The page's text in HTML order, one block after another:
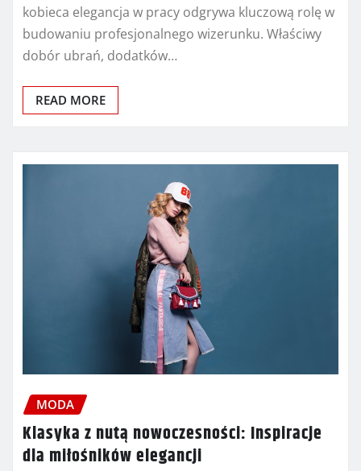
kobieca elegancja w pracy odgrywa kluczową rolę w
budowaniu profesjonalnego wizerunku. Właściwy
dobór ubrań, dodatków…
READ MORE
MODA
Klasyka z nutą nowoczesności: Inspiracje
dla miłośników elegancji